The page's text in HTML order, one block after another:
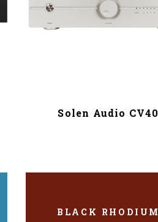
Solen Audio CV40
BLACK RHODIUM